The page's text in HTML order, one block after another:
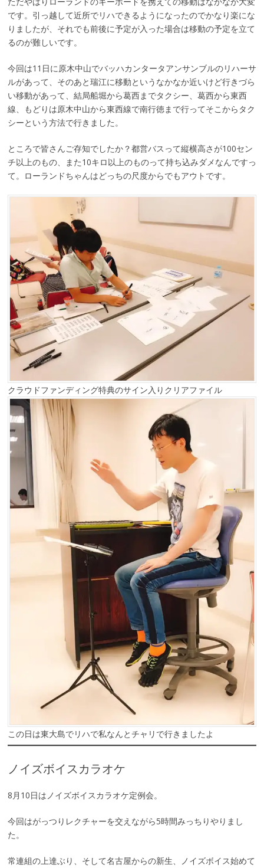
です。引っ越して近所でリハできるようになったのでかなり楽にな
りましたが、それでも前後に予定が入った場合は移動の予定を立て
るのが難しいです。
今回は11日に原木中山でバッハカンタータアンサンブルのリハーサ
ルがあって、そのあと瑞江に移動というなかなか近いけど行きづら
い移動があって、結局船堀から葛西までタクシー、葛西から東西
線、もどりは原木中山から東西線で南行徳まで行ってそこからタク
シーという方法で行きました。
ところで皆さんご存知でしたか？都営バスって縦横高さが100セン
チ以上のもの、また10キロ以上のものって持ち込みダメなんですっ
て。ローランドちゃんはどっちの尺度からでもアウトです。
クラウドファンディング特典のサイン入りクリアファイル
この日は東大島でリハで私なんとチャリで行きましたよ
ノイズボイスカラオケ
8月10日はノイズボイスカラオケ定例会。
今回はがっつりレクチャーを交えながら5時間みっちりやりまし
た。
常連組の上達ぶり、そして名古屋からの新生、ノイズボイス始めて